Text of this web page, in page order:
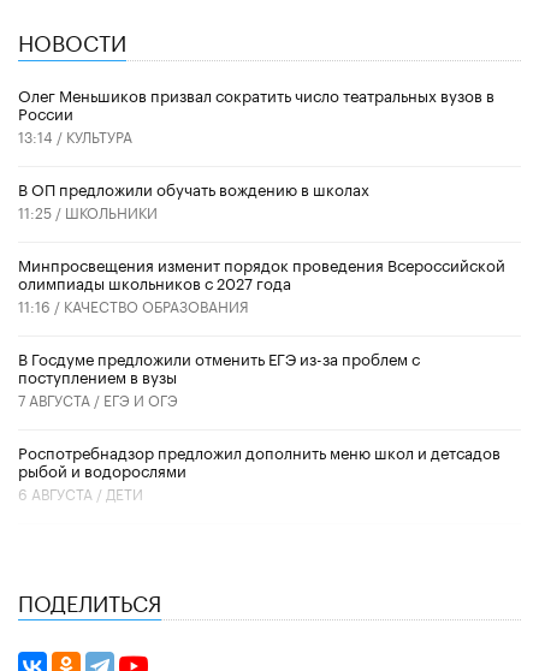
НОВОСТИ
Олег Меньшиков призвал сократить число театральных вузов в
России
13:14 / КУЛЬТУРА
В ОП предложили обучать вождению в школах
11:25 / ШКОЛЬНИКИ
Минпросвещения изменит порядок проведения Всероссийской
олимпиады школьников с 2027 года
11:16 / КАЧЕСТВО ОБРАЗОВАНИЯ
В Госдуме предложили отменить ЕГЭ из-за проблем с
поступлением в вузы
7 АВГУСТА / ЕГЭ И ОГЭ
Роспотребнадзор предложил дополнить меню школ и детсадов
рыбой и водорослями
6 АВГУСТА / ДЕТИ
ПОДЕЛИТЬСЯ